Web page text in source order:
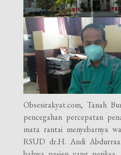
Obsesirakyat.com, Tanah
pencegahan percepatan
mata rantai menyebarnya
RSUD dr.H. Andi